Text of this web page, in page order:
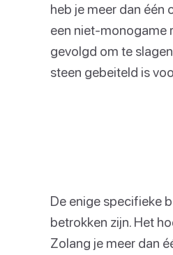
heb je meer dan één
een niet-monogame
gevolgd om te
steen gebeiteld is
De enige specifieke
betrokken zijn. Het
Zolang je meer dan